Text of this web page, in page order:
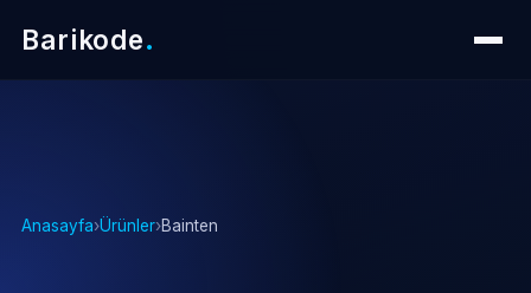
Barikode.
Anasayfa›Ürünler›Bainten